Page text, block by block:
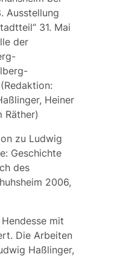
Ausstellung
31. Mai
der
Heiner
Räther)
zu Ludwig
Geschichte
des
2006,
mit
Die Arbeiten
Haßlinger,